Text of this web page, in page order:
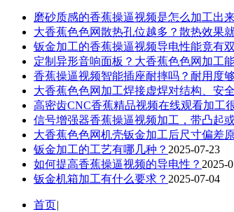
磨砂质感的香蕉操逼视频是怎么加工出
大香蕉色色网散热孔位越多？散热效果
钣金加工的香蕉操逼视频导电性能竟有
定制异形音响面板？大香蕉色色网加工
香蕉操逼视频智能插座耐摔吗？耐用度
大香蕉色色网加工焊接虚焊对结构、安
高密齿CNC香蕉精品视频在线观看加工
信号增强器香蕉操逼视频加工，带凸起
大香蕉色色网机壳钣金加工后尺寸偏差
钣金加工的工艺有哪几种？ 2025-07-23
如何提高香蕉操逼视频的导电性？ 2025-
钣金机箱加工有什么要求？ 2025-07-04
首页|